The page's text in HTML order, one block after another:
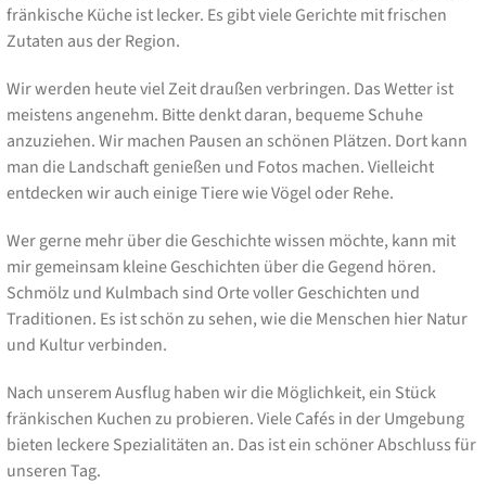
fränkische Küche ist lecker. Es gibt viele Gerichte mit frischen
Zutaten aus der Region.
Wir werden heute viel Zeit draußen verbringen. Das Wetter ist
meistens angenehm. Bitte denkt daran, bequeme Schuhe
anzuziehen. Wir machen Pausen an schönen Plätzen. Dort kann
man die Landschaft genießen und Fotos machen. Vielleicht
entdecken wir auch einige Tiere wie Vögel oder Rehe.
Wer gerne mehr über die Geschichte wissen möchte, kann mit
mir gemeinsam kleine Geschichten über die Gegend hören.
Schmölz und Kulmbach sind Orte voller Geschichten und
Traditionen. Es ist schön zu sehen, wie die Menschen hier Natur
und Kultur verbinden.
Nach unserem Ausflug haben wir die Möglichkeit, ein Stück
fränkischen Kuchen zu probieren. Viele Cafés in der Umgebung
bieten leckere Spezialitäten an. Das ist ein schöner Abschluss für
unseren Tag.